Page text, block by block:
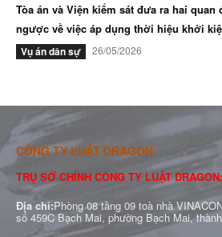
Tòa án và Viện kiểm sát đưa ra hai quan
ngược về việc áp dụng thời hiệu khởi
Vụ án dân sự 26/05/2026
CÔNG TY LUẬT DRAGON
TRỤ SỞ CHÍNH CÔNG TY LUẬT DRAGON:
Địa chỉ:Phòng 08 tầng 09 toà nhà
số 459C Bạch Mai, phường Bạch Mai,